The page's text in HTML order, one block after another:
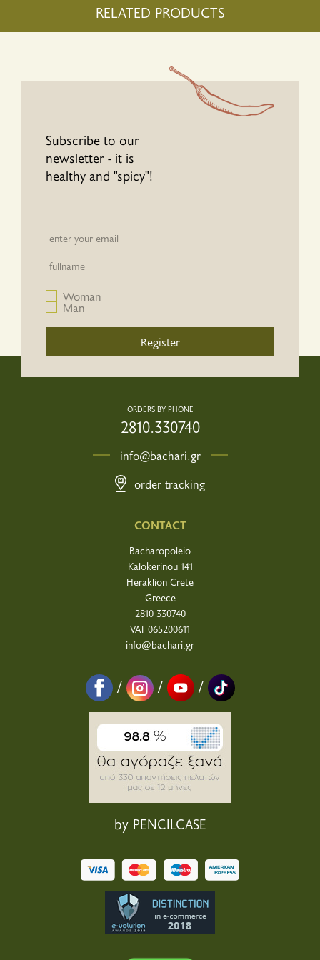
RELATED PRODUCTS
Subscribe to our
newsletter - it is
healthy and "spicy"!
Newsletter email input field
Newsletter email input field
Woman
Man
Register
CONTACT
Bacharopoleio
Kalokerinou 141
Heraklion Crete
Greece
2810 330740
VAT 065200611
info@bachari.gr
/ / /
by PENCILCASE
ORDERS BY PHONE
2810.330740
info@bachari.gr
order tracking